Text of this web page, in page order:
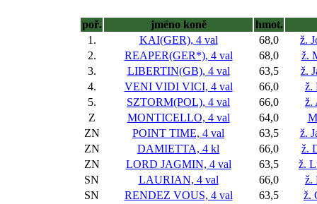
poř. jméno koně
hmot.
1.
KAI(GER), 4 val 68,0
ž.
2.
REAPER(GER*), 4 val 68,0
ž.
3.
LIBERTIN(GB), 4 val 63,5
ž.
4.
VENI VIDI VICI, 4 val 66,0
ž.
5.
SZTORM(POL), 4 val 66,0
ž.
Z
MONTICELLO, 4 val 64,0
ZN
POINT TIME, 4 val 63,5
ž.
ZN
DAMIETTA, 4 kl 66,0
ž.
ZN
LORD JAGMIN, 4 val 63,5
ž.
SN
LAURIAN, 4 val 66,0
ž.
SN
RENDEZ VOUS, 4 val 63,5
ž.